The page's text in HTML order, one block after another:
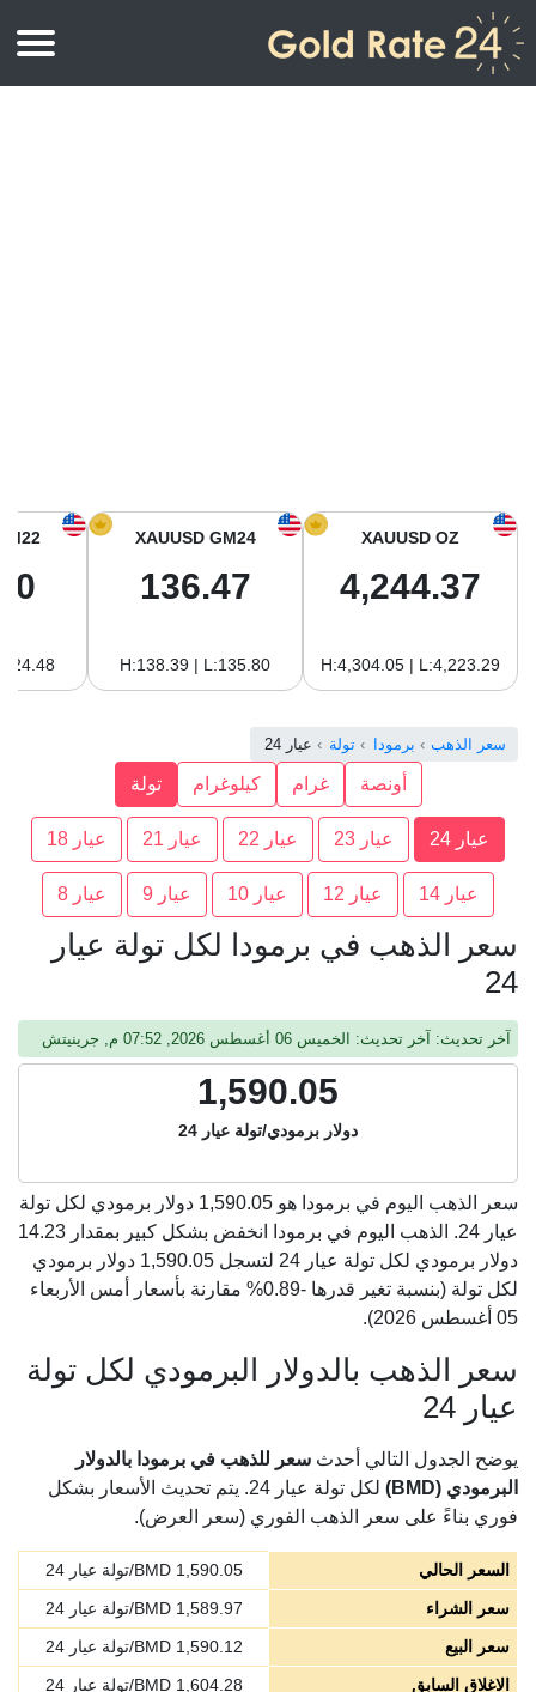
أسعار الذهب في أمريكا الجنوبية
XAUUSD OZ
4,244.37
H:4,304.05 | L:4,223.29
XAUUSD GM24
136.47
H:138.39 | L:135.80
سعر الذهب برمودا تولة عيار 24
أونصة غرام كيلوغرام تولة
عيار 24 عيار 23 عيار 22 عيار 21 عيار 18
عيار 14 عيار 12 عيار 10 عيار 9 عيار 8
سعر الذهب في برمودا لكل تولة عيار
24
آخر تحديث: آخر تحديث: الخميس 06 أغسطس 2026, 07:52 م, جرينيتش
1,590.05
دولار برمودي/تولة عيار 24
سعر الذهب اليوم في برمودا هو 1,590.05 دولار برمودي لكل تولة
عيار 24. الذهب اليوم في برمودا انخفض بشكل كبير بمقدار 14.23
دولار برمودي لكل تولة عيار 24 لتسجل 1,590.05 دولار برمودي
لكل تولة (بنسبة تغير قدرها -0.89% مقارنة بأسعار أمس الأربعاء
05 أغسطس 2026).
سعر الذهب بالدولار البرمودي لكل تولة
عيار 24
يوضح الجدول التالي أحدث سعر للذهب في برمودا بالدولار
البرمودي (BMD)
لكل تولة عيار 24. يتم تحديث الأسعار بشكل
فوري بناءً على سعر الذهب الفوري (سعر العرض).
السعر الحالي 1,590.05 BMD/تولة عيار 24
سعر الشراء
1,589.97 BMD/تولة عيار 24
سعر البيع
1,590.12 BMD/تولة عيار 24
الاغلاق السابق
1,604.28 BMD/تولة عيار 24